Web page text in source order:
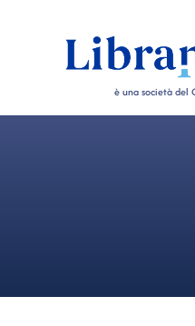
è una società del